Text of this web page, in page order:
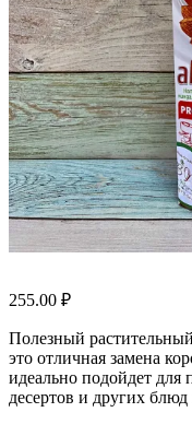
255.00 ₽
Полезный
это отличная замена
идеально подойдет для
десертов и других